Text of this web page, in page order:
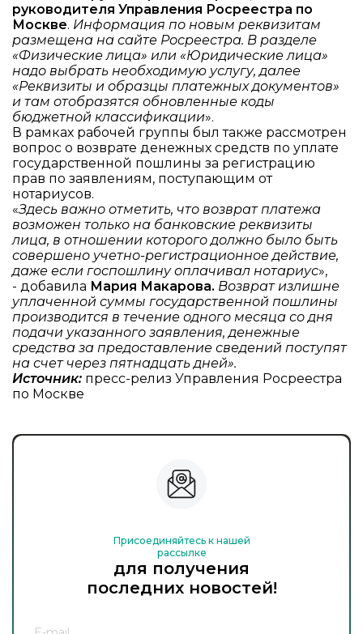
руководителя Управления Росреестра по
Москве. Информация по новым реквизитам
размещена на сайте Росреестра. В разделе
«Физические лица» или «Юридические лица»
надо выбрать необходимую услугу, далее
«Реквизиты и образцы платежных документов»
и там отобразятся обновленные коды
бюджетной классификации».
В рамках рабочей группы был также рассмотрен
вопрос о возврате денежных средств по уплате
государственной пошлины за регистрацию
прав по заявлениям, поступающим от
нотариусов.
«Здесь важно отметить, что возврат платежа
возможен только на банковские реквизиты
лица, в отношении которого должно было быть
совершено учетно-регистрационное действие,
даже если госпошлину оплачивал нотариус»,
- добавила Мария Макарова. Возврат излишне
уплаченной суммы государственной пошлины
производится в течение одного месяца со дня
подачи указанного заявления, денежные
средства за предоставление сведений поступят
на счет через пятнадцать дней».
Источник: пресс-релиз Управления Росреестра
по Москве
Присоединяйтесь к нашей
рассылке
для получения
последних новостей!